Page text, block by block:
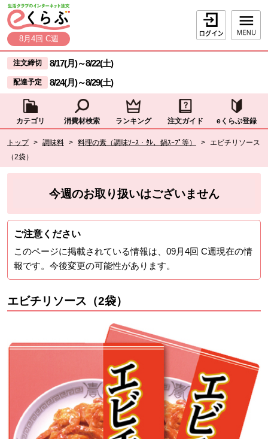
ページの先頭です。
本文へジャンプする。
8月4回 C週
ログイン
ここからサイト内共通メニューです。
サイト内共通メニューをスキップする
注文締切 8/17(月)～8/22(土)
配達予定 8/24(月)～8/29(土)
カテゴリ 消費材検索 ランキング 注文ガイド eくらぶ登録
トップ > 調味料 > 料理の素（調味ｿｰｽ・ﾀﾚ、鍋ｽｰﾌﾟ等） > エビチリソース
（2袋）
現在位置ここまで
今週のお取り扱いはございません
ご注意ください
このページに掲載されている情報は、 09月4回 C週現在の情
報です。今後変更の可能性があります。
エビチリソース（2袋）